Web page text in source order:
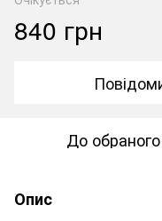
840 грн
До обраного
Опис